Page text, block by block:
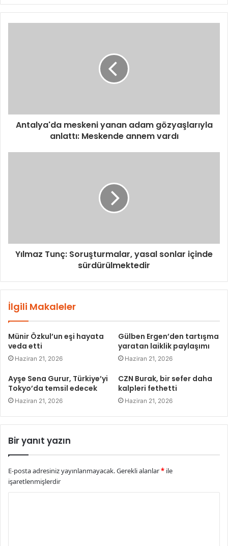
Antalya'da meskeni yanan adam gözyaşlarıyla
anlattı: Meskende annem vardı
Yılmaz Tunç: Soruşturmalar, yasal sonlar içinde
sürdürülmektedir
İlgili Makaleler
Münir Özkul’un eşi hayata
veda etti
Haziran 21, 2026
Gülben Ergen’den tartışma
yaratan laiklik paylaşımı
Haziran 21, 2026
Ayşe Sena Gurur, Türkiye’yi
Tokyo’da temsil edecek
Haziran 21, 2026
CZN Burak, bir sefer daha
kalpleri fethetti
Haziran 21, 2026
Bir yanıt yazın
E-posta adresiniz yayınlanmayacak.Gerekli alanlar* ile
işaretlenmişlerdir